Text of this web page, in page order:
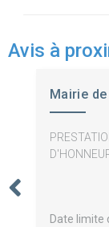
Avis à
Mairie
Date limite